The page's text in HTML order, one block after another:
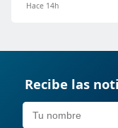
Hace 14h
Recibe las